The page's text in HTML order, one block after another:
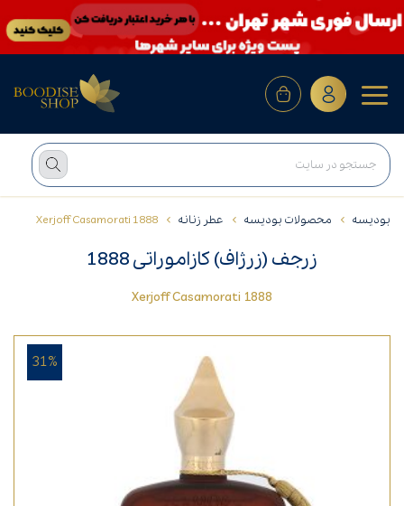
بودیسه محصولات بودیسه عطر زنانه Xerjoff Casamorati 1888
زرجف (زرژاف) کازاموراتی 1888
Xerjoff Casamorati 1888
31%